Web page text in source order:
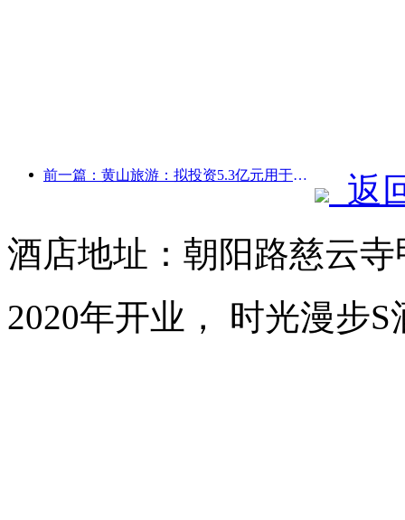
前一篇：黄山旅游：拟投资5.3亿元用于酒店改造
返
酒店地址：朝阳路慈云
2020年开业， 时光漫